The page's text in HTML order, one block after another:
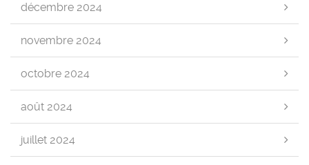
décembre 2024
novembre 2024
octobre 2024
août 2024
juillet 2024